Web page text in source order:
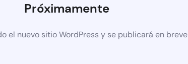
Próximamente
el nuevo sitio WordPress y se publicará en breve